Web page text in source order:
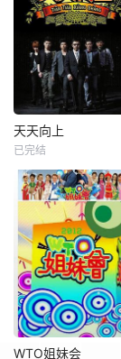
天天向上
已完结
WTO姐妹会